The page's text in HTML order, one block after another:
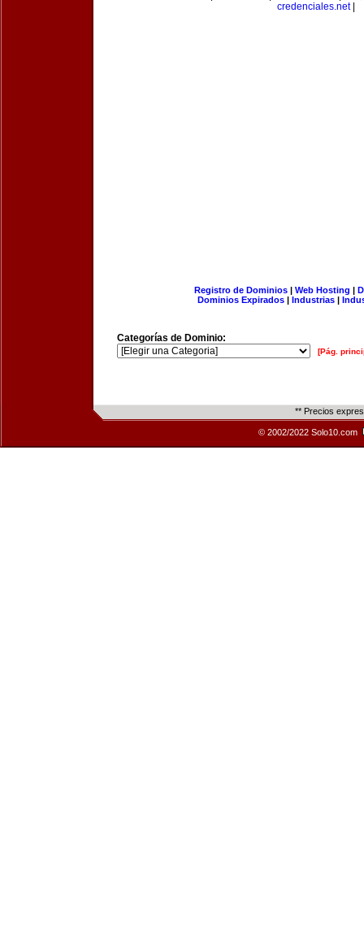
credenciales.net|
Registro de Dominios| Web Hosting |
Dominios Expirados | Industrias |
Categorías de Dominio:
[Pág.
** Precios
© 2002/2022 Solo10.com